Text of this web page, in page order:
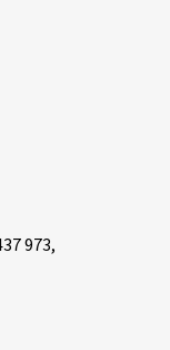
973,